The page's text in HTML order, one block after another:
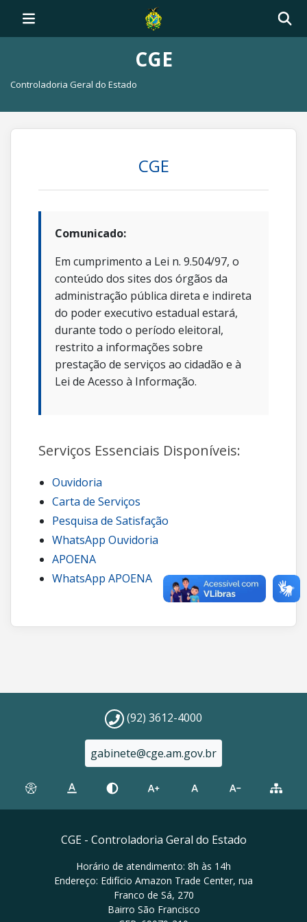
CGE
Controladoria Geral do Estado
CGE
Comunicado:
Em cumprimento a Lei n. 9.504/97, o
conteúdo dos sites dos órgãos da
administração pública direta e indireta
do poder executivo estadual estará,
durante todo o período eleitoral,
restrito a informações sobre
prestação de serviços ao cidadão e à
Lei de Acesso à Informação.
Serviços Essenciais Disponíveis:
Ouvidoria
Carta de Serviços
Pesquisa de Satisfação
WhatsApp Ouvidoria
APOENA
WhatsApp APOENA
(92) 3612-4000
gabinete@cge.am.gov.br
CGE - Controladoria Geral do Estado
Horário de atendimento: 8h às 14h
Endereço: Edifício Amazon Trade Center, rua
Franco de Sá, 270
Bairro São Francisco